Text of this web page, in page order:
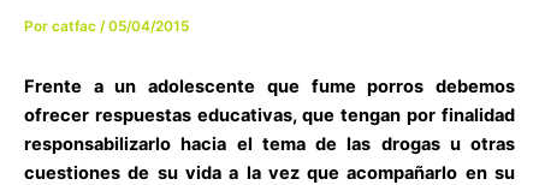
Por catfac /05/04/2015
Frente a un adolescente que fume porros debemos
ofrecer respuestas educativas, que tengan por finalidad
responsabilizarlo hacia el tema de las drogas u otras
cuestiones de su vida a la vez que acompañarlo en su